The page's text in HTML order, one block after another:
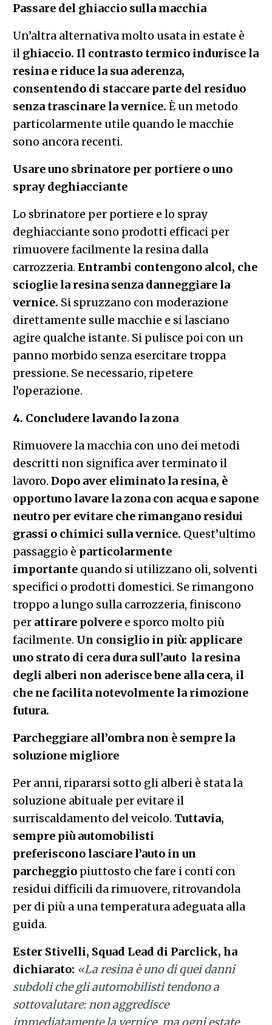
Passare del ghiaccio sulla macchia
Un’altra alternativa molto usata in estate è
il ghiaccio. Il contrasto termico indurisce la
resina e riduce la sua aderenza,
consentendo di staccare parte del residuo
senza trascinare la vernice. È un metodo
particolarmente utile quando le macchie
sono ancora recenti.
Usare uno sbrinatore per portiere o uno
spray deghiacciante
Lo sbrinatore per portiere e lo spray
deghiacciante sono prodotti efficaci per
rimuovere facilmente la resina dalla
carrozzeria. Entrambi contengono alcol, che
scioglie la resina senza danneggiare la
vernice. Si spruzzano con moderazione
direttamente sulle macchie e si lasciano
agire qualche istante. Si pulisce poi con un
panno morbido senza esercitare troppa
pressione. Se necessario, ripetere
l’operazione.
4. Concludere lavando la zona
Rimuovere la macchia con uno dei metodi
descritti non significa aver terminato il
lavoro. Dopo aver eliminato la resina, è
opportuno lavare la zona con acqua e sapone
neutro per evitare che rimangano residui
grassi o chimici sulla vernice. Quest’ultimo
passaggio è particolarmente
importantequando si utilizzano oli, solventi
specifici o prodotti domestici. Se rimangono
troppo a lungo sulla carrozzeria, finiscono
per attirare polveree sporco molto più
facilmente. Un consiglio in più: applicare
uno strato di cera dura sull’auto  la resina
degli alberi non aderisce bene alla cera, il
che ne facilita notevolmente la rimozione
futura.
Parcheggiare all’ombra non è sempre la
soluzione migliore
Per anni, ripararsi sotto gli alberi è stata la
soluzione abituale per evitare il
surriscaldamento del veicolo. Tuttavia,
sempre più automobilisti
preferiscono lasciare l’auto in un
parcheggiopiuttosto che fare i conti con
residui difficili da rimuovere, ritrovandola
per di più a una temperatura adeguata alla
guida.
Ester Stivelli, Squad Lead di Parclick, ha
dichiarato: «La resina è uno di quei danni
subdoli che gli automobilisti tendono a
sottovalutare: non aggredisce
immediatamente la vernice, ma ogni estate